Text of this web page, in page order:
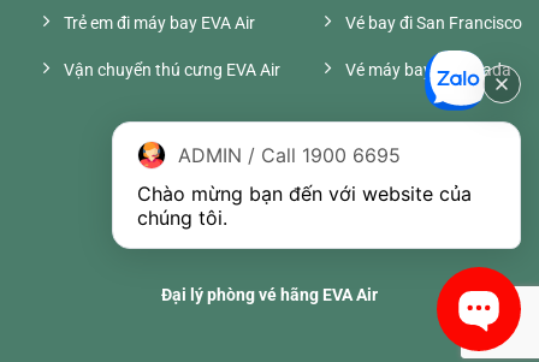
Trẻ em đi máy bay EVA Air
Vận chuyển thú cưng EVA Air
Vé bay đi San Francisco
Vé máy bay đi Canada
Đại lý phòng vé hãng EVA Air
ADMIN / Call 1900 6695
Chào mừng bạn đến với website của
chúng tôi.